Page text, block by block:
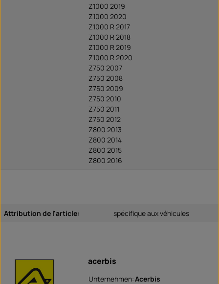
Z1000 2019
Z1000 2020
Z1000 R 2017
Z1000 R 2018
Z1000 R 2019
Z1000 R 2020
Z750 2007
Z750 2008
Z750 2009
Z750 2010
Z750 2011
Z750 2012
Z800 2013
Z800 2014
Z800 2015
Z800 2016
Attribution de l'article: spécifique aux véhicules
acerbis
Unternehmen:Acerbis